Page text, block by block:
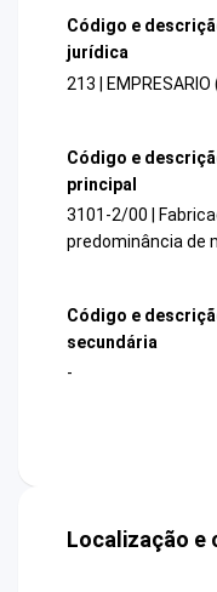
Código e
jurídica
213 | EMPRESARIO
Código e
principal
3101-2/00 |
predominância de
Código e
secundária
-
Localização e